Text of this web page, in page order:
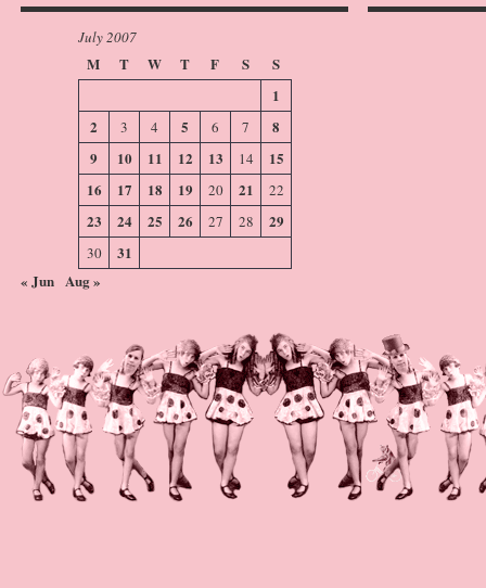
July 2007
M T W T F S
S
1
2
3 4 5 6 7
8
9
10 11 12 13 14
15
16
17 18 19 20 21 22
23 24 25 26 27 28 29
30
31
« Jun Aug »